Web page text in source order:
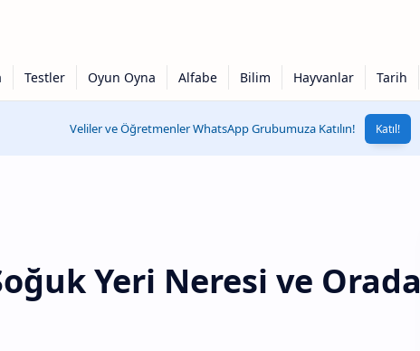
Veliler ve Öğretmenler WhatsApp Grubumuza Katılın! Katıl!
Yeri Neresi ve Orada